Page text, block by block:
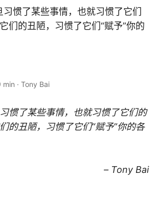
习惯了某些事情，也就习惯了它们
们的丑陋，习惯了它们“赋予”你的
痛苦。
min · Tony Bai
惯了某些事情，也就习惯了它们的
的丑陋，习惯了它们“赋予”你的各
Bai